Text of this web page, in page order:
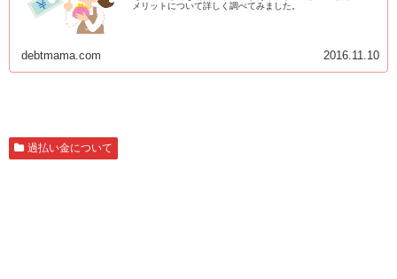
メリットについて詳しく調べてみました。
debtmama.com 2016.11.10
過払い金について